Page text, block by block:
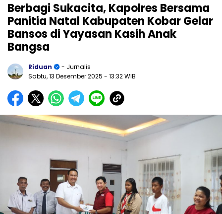
Berbagi Sukacita, Kapolres Bersama
Panitia Natal Kabupaten Kobar Gelar
Bansos di Yayasan Kasih Anak
Bangsa
Riduan
- Jurnalis
Sabtu, 13 Desember 2025 - 13:32 WIB